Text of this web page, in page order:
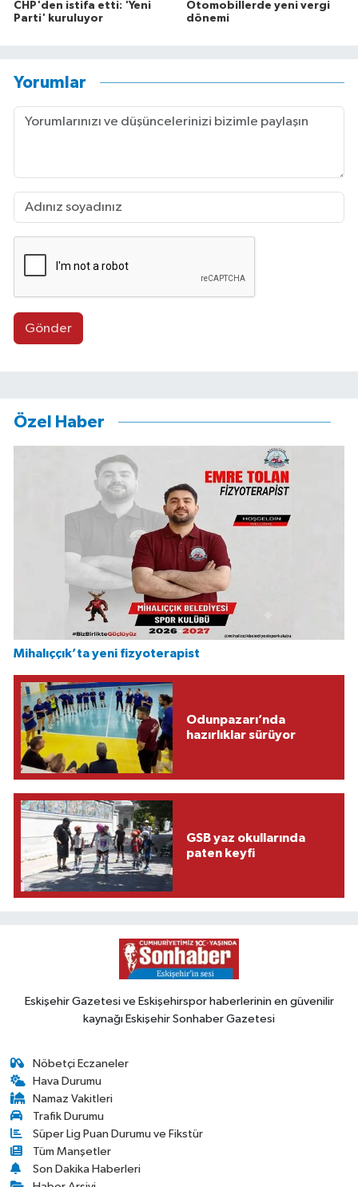
CHP'den istifa etti: 'Yeni
Parti' kuruluyor
Otomobillerde yeni vergi
dönemi
Yorumlar
Gönder
Özel Haber
Mihalıççık’ta yeni fizyoterapist
Odunpazarı’nda
hazırlıklar sürüyor
GSB yaz okullarında
paten keyfi
Eskişehir Gazetesi ve Eskişehirspor haberlerinin en güvenilir
kaynağı Eskişehir Sonhaber Gazetesi
Nöbetçi Eczaneler
Hava Durumu
Namaz Vakitleri
Trafik Durumu
Süper Lig Puan Durumu ve Fikstür
Tüm Manşetler
Son Dakika Haberleri